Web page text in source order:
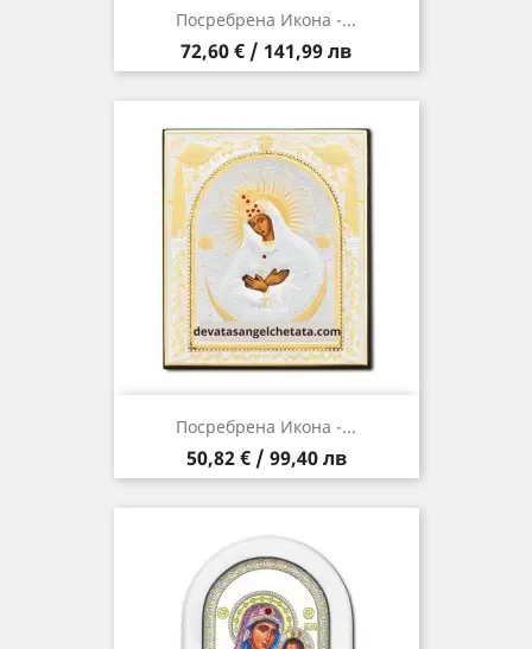
Посребрена Икона -...
Цена
72,60 € / 141,99 лв
Посребрена Икона -...
Цена
50,82 € / 99,40 лв